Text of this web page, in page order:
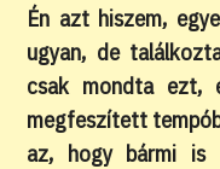
Én azt hiszem,
ugyan, de
csak mondta ezt,
megfeszített
az, hogy bármi is